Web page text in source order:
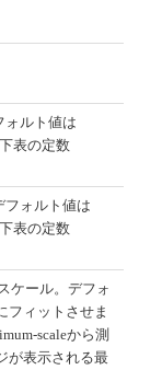
ォルト値は
表の定数
フォルト値は
表の定数
ケール。デフォ
フィットさせま
scaleから測
が表示される最